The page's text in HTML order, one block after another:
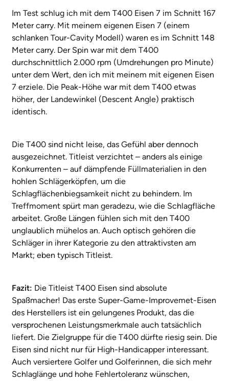
Im Test schlug ich mit dem T400 Eisen 7 im Schnitt 167
Meter carry. Mit meinem eigenen Eisen 7 (einem
schlanken Tour-Cavity Modell) waren es im Schnitt 148
Meter carry. Der Spin war mit dem T400
durchschnittlich 2.000 rpm (Umdrehungen pro Minute)
unter dem Wert, den ich mit meinem mit eigenen Eisen
7 erziele. Die Peak-Höhe war mit dem T400 etwas
höher, der Landewinkel (Descent Angle) praktisch
identisch.
Die T400 sind nicht leise, das Gefühl aber dennoch
ausgezeichnet. Titleist verzichtet – anders als einige
Konkurrenten – auf dämpfende Füllmaterialien in den
hohlen Schlägerköpfen, um die
Schlagflächenbiegsamkeit nicht zu behindern. Im
Treffmoment spürt man geradezu, wie die Schlagfläche
arbeitet. Große Längen fühlen sich mit den T400
unglaublich mühelos an. Auch optisch gehören die
Schläger in ihrer Kategorie zu den attraktivsten am
Markt; eben typisch Titleist.
Fazit: Die Titleist T400 Eisen sind absolute
Spaßmacher! Das erste Super-Game-Improvemet-Eisen
des Herstellers ist ein gelungenes Produkt, das die
versprochenen Leistungsmerkmale auch tatsächlich
liefert. Die Zielgruppe für die T400 dürfte riesig sein. Die
Eisen sind nicht nur für High-Handicapper interessant.
Auch versiertere Golfer und Golferinnen, die sich mehr
Schlaglänge und hohe Fehlertoleranz wünschen,